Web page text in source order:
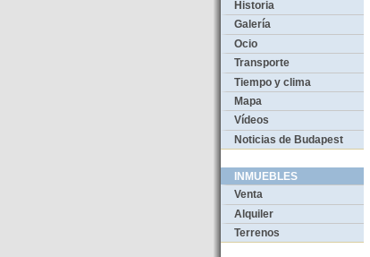
Historia
Galería
Ocio
Transporte
Tiempo y clima
Mapa
Vídeos
Noticias de Budapest
INMUEBLES
Venta
Alquiler
Terrenos